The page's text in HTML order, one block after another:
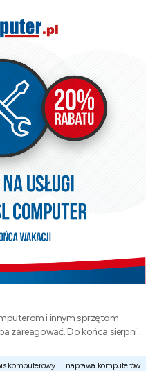
i innym sprzętom
zareagować. Do końca sierpnia
komputerowy naprawa komputerów